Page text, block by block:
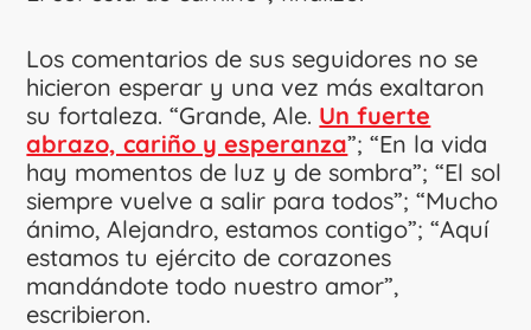
Los comentarios de sus seguidores no se
hicieron esperar y una vez más exaltaron
su fortaleza. “Grande, Ale. Un fuerte
abrazo, cariño y esperanza”; “En la vida
hay momentos de luz y de sombra”; “El sol
siempre vuelve a salir para todos”; “Mucho
ánimo, Alejandro, estamos contigo”; “Aquí
estamos tu ejército de corazones
mandándote todo nuestro amor”,
escribieron.